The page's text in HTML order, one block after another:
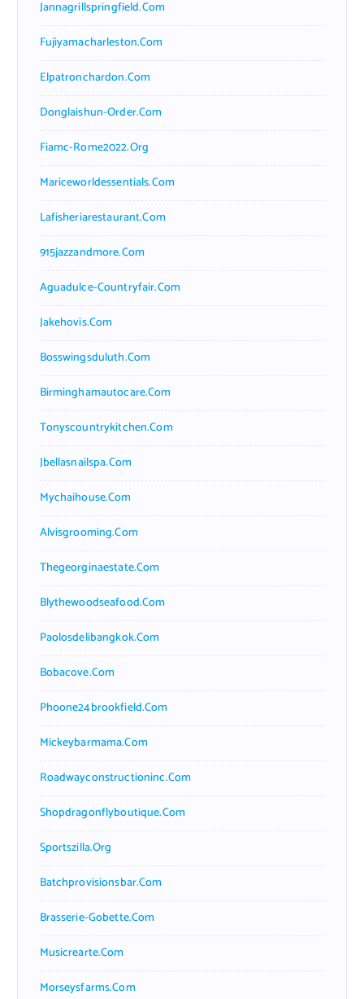
Jannagrillspringfield.com
Fujiyamacharleston.com
Elpatronchardon.com
Donglaishun-Order.com
Fiamc-Rome2022.org
Mariceworldessentials.com
Lafisheriarestaurant.com
915jazzandmore.com
Aguadulce-Countryfair.com
Jakehovis.com
Bosswingsduluth.com
Birminghamautocare.com
Tonyscountrykitchen.com
Jbellasnailspa.com
Mychaihouse.com
Alvisgrooming.com
Thegeorginaestate.com
Blythewoodseafood.com
Paolosdelibangkok.com
Bobacove.com
Phoone24brookfield.com
Mickeybarmama.com
Roadwayconstructioninc.com
Shopdragonflyboutique.com
Sportszilla.org
Batchprovisionsbar.com
Brasserie-Gobette.com
Musicrearte.com
Morseysfarms.com